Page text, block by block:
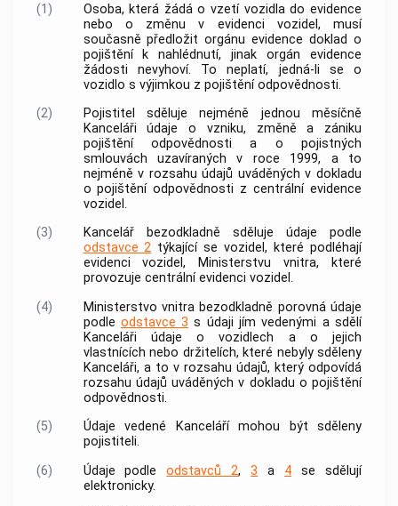
(1)
Osoba, která žádá o vzetí vozidla do evidence
nebo o změnu v evidenci vozidel, musí
současně předložit orgánu evidence doklad o
pojištění k nahlédnutí, jinak orgán evidence
žádosti nevyhoví. To neplatí, jedná-li se o
vozidlo s výjimkou z pojištění odpovědnosti.
(2)
Pojistitel sděluje nejméně jednou měsíčně
Kanceláři údaje o vzniku, změně a zániku
pojištění odpovědnosti a o pojistných
smlouvách uzavíraných v roce 1999, a to
nejméně v rozsahu údajů uváděných v dokladu
o pojištění odpovědnosti z centrální evidence
vozidel.
(3)
Kancelář bezodkladně sděluje údaje podle
odstavce 2 týkající se vozidel, které podléhají
evidenci vozidel, Ministerstvu vnitra, které
provozuje centrální evidenci vozidel.
(4)
Ministerstvo vnitra bezodkladně porovná údaje
podle odstavce 3 s údaji jím vedenými a sdělí
Kanceláři údaje o vozidlech a o jejich
vlastnících nebo držitelích, které nebyly sděleny
Kanceláři, a to v rozsahu údajů, který odpovídá
rozsahu údajů uváděných v dokladu o pojištění
odpovědnosti.
(5)
Údaje vedené Kanceláří mohou být sděleny
pojistiteli.
(6)
Údaje podleodstavců 2,3 a 4 se sdělují
elektronicky.